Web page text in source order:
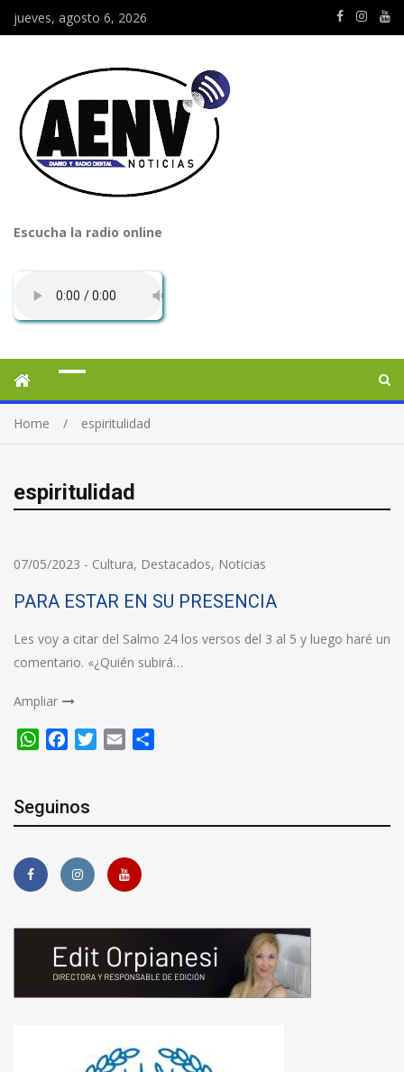
jueves, agosto 6, 2026
Escucha la radio online
Home espiritulidad
espiritulidad
07/05/2023 - Cultura, Destacados, Noticias
PARA ESTAR EN SU PRESENCIA
Les voy a citar del Salmo 24 los versos del 3 al 5 y luego haré un
comentario. «¿Quién subirá…
Ampliar
WhatsApp
FacebookTwitter
Email
Seguinos